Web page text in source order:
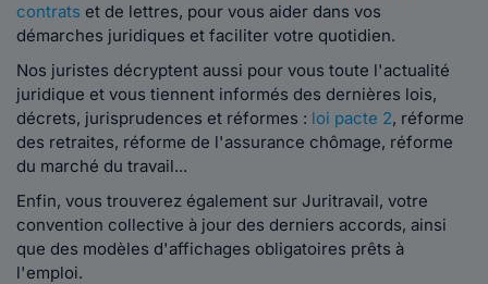
contrats et de lettres, pour vous aider dans vos
démarches juridiques et faciliter votre quotidien.
Nos juristes décryptent aussi pour vous toute l'actualité
juridique et vous tiennent informés des dernières lois,
décrets, jurisprudences et réformes : loi pacte 2, réforme
des retraites, réforme de l'assurance chômage, réforme
du marché du travail...
Enfin, vous trouverez également sur Juritravail, votre
convention collective à jour des derniers accords, ainsi
que des modèles d'affichages obligatoires prêts à
l'emploi.